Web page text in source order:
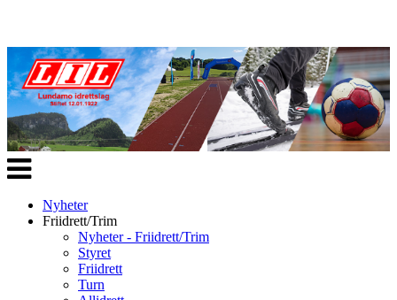
Veksle
navigasjon
Nyheter
Friidrett/Trim
Nyheter - Friidrett/Trim
Styret
Friidrett
Turn